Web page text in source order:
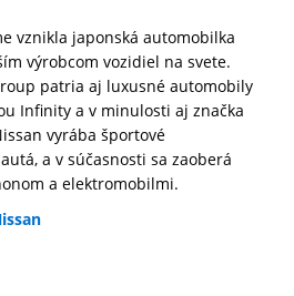
vznikla japonská automobilka
výrobcom vozidiel na svete.
patria aj luxusné automobily
Infinity a v minulosti aj značka
vyrába športové
a v súčasnosti sa zaoberá
a elektromobilmi.